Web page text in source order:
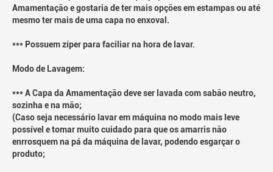
Amamentação e gostaria de ter mais opções em estampas ou até
mesmo ter mais de uma capa no enxoval.
*** Possuem zíper para faciliar na hora de lavar.
Modo de Lavagem:
*** A Capa da Amamentação deve ser lavada com sabão neutro,
sozinha e na mão;
(Caso seja necessário lavar em máquina no modo mais leve
possível e tomar muito cuidado para que os amarris não
enrrosquem na pá da máquina de lavar, podendo esgarçar o
produto;